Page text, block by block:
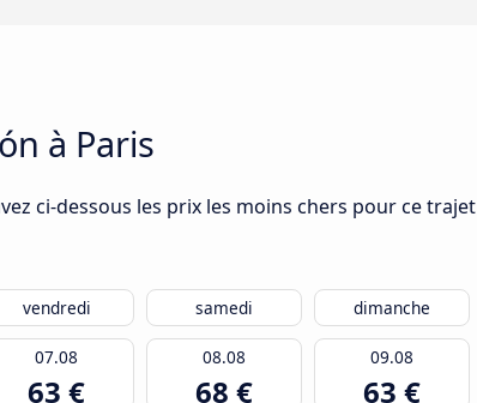
à Paris
ci-dessous les prix les moins chers pour ce trajet
vendredi samedi dimanche
07.08
63 €
08.08
68 €
09.08
63 €